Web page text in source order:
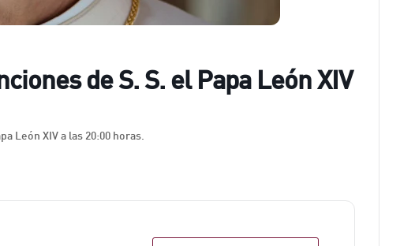
de S. S. el Papa León XIV
León XIV a las 20:00 horas.